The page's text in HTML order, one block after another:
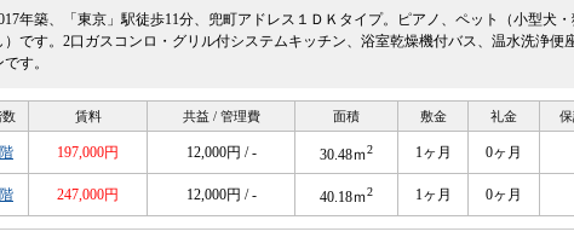
年築、「東京」駅徒歩11分、兜町アドレス１ＤＫタイプ。ピアノ、ペット（小型犬
）です。2口ガスコンロ・グリル付システムキッチン、浴室乾燥機付バス、温水洗浄便
です。
数 賃料 共益 / 管理費 面積 敷金 礼金
197,000円 12,000円 / - 30.48ｍ2 1ヶ月 0ヶ月
247,000円 12,000円 / - 40.18ｍ2 1ヶ月 0ヶ月